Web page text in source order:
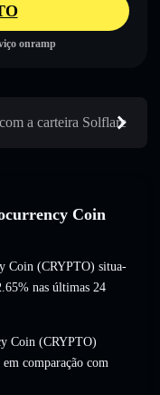
onramp
a carteira Solflare
Coin
Coin (CRYPTO) situa-
nas últimas 24
Coin (CRYPTO)
em comparação com